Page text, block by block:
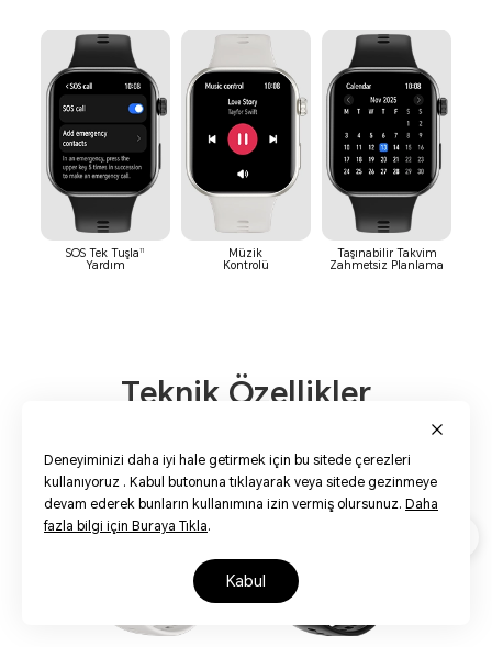
SOS Tek Tuşla 11
Yardım
Müzik
Kontrolü
Taşınabilir Takvim
Zahmetsiz Planlama
Teknik Özellikler
Deneyiminizi daha iyi hale getirmek için bu sitede çerezleri
kullanıyoruz . Kabul butonuna tıklayarak veya sitede gezinmeye
devam ederek bunların kullanımına izin vermiş olursunuz. Daha
fazla bilgi için Buraya Tıkla.
kabul